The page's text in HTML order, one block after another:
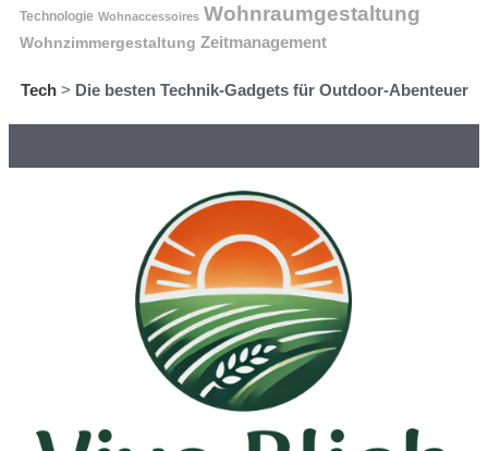
Technologie Wohnaccessoires Wohnraumgestaltung
Wohnzimmergestaltung Zeitmanagement
Tech> Die besten Technik-Gadgets für Outdoor-Abenteuer